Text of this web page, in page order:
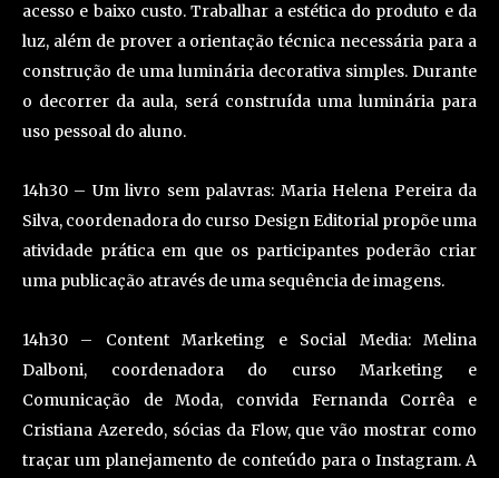
acesso e baixo custo. Trabalhar a estética do produto e da
luz, além de prover a orientação técnica necessária para a
construção de uma luminária decorativa simples. Durante
o decorrer da aula, será construída uma luminária para
uso pessoal do aluno.
14h30 – Um livro sem palavras: Maria Helena Pereira da
Silva, coordenadora do curso Design Editorial propõe uma
atividade prática em que os participantes poderão criar
uma publicação através de uma sequência de imagens.
14h30 – Content Marketing e Social Media: Melina
Dalboni, coordenadora do curso Marketing e
Comunicação de Moda, convida Fernanda Corrêa e
Cristiana Azeredo, sócias da Flow, que vão mostrar como
traçar um planejamento de conteúdo para o Instagram. A